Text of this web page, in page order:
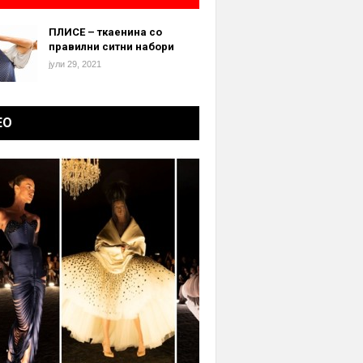
ПЛИСЕ – ткаенина со
правилни ситни набори
јули 29, 2021